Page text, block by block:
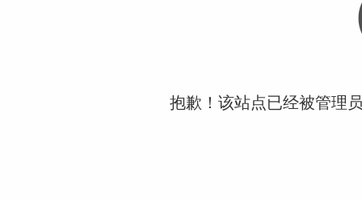
抱歉！该站点已经被管理